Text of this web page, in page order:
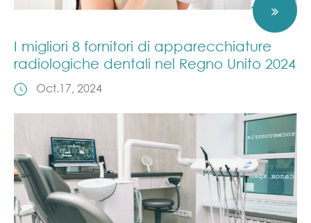
I migliori 8 fornitori di apparecchiature
radiologiche dentali nel Regno Unito 2024
Oct.17, 2024